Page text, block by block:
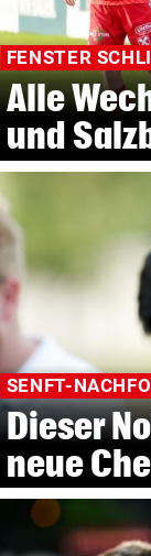
FENSTER
Alle
und
SENFT-
Dieser
neue